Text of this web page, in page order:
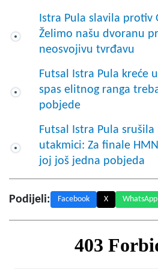
Istra Pula slavila protiv
Želimo našu dvoranu
neosvojivu tvrđavu
Futsal Istra Pula kreće
spas elitnog ranga
pobjede
Futsal Istra Pula
utakmici: Za finale
joj još jedna pobjeda
Podijeli: Facebook X WhatsApp